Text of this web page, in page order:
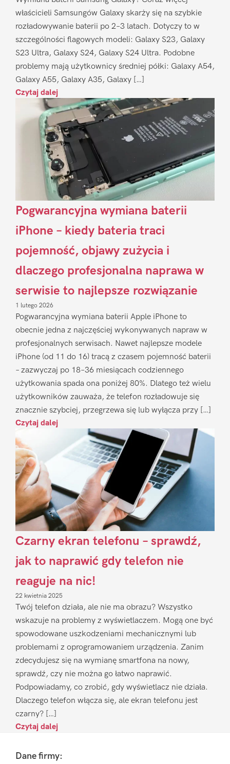
właścicieli Samsungów Galaxy skarży się na szybkie
rozładowywanie baterii po 2–3 latach. Dotyczy to w
szczególności flagowych modeli: Galaxy S23, Galaxy
S23 Ultra, Galaxy S24, Galaxy S24 Ultra. Podobne
problemy mają użytkownicy średniej półki: Galaxy A54,
Galaxy A55, Galaxy A35, Galaxy […]
Czytaj dalej
Pogwarancyjna wymiana baterii
iPhone – kiedy bateria traci
pojemność, objawy zużycia i
dlaczego profesjonalna naprawa w
serwisie to najlepsze rozwiązanie
1 lutego 2026
Pogwarancyjna wymiana baterii Apple iPhone to
obecnie jedna z najczęściej wykonywanych napraw w
profesjonalnych serwisach. Nawet najlepsze modele
iPhone (od 11 do 16) tracą z czasem pojemność baterii
– zazwyczaj po 18–36 miesiącach codziennego
użytkowania spada ona poniżej 80%. Dlatego też wielu
użytkowników zauważa, że telefon rozładowuje się
znacznie szybciej, przegrzewa się lub wyłącza przy […]
Czytaj dalej
Czarny ekran telefonu – sprawdź,
jak to naprawić gdy telefon nie
reaguje na nic!
22 kwietnia 2025
Twój telefon działa, ale nie ma obrazu? Wszystko
wskazuje na problemy z wyświetlaczem. Mogą one być
spowodowane uszkodzeniami mechanicznymi lub
problemami z oprogramowaniem urządzenia. Zanim
zdecydujesz się na wymianę smartfona na nowy,
sprawdź, czy nie można go łatwo naprawić.
Podpowiadamy, co zrobić, gdy wyświetlacz nie działa.
Dlaczego telefon włącza się, ale ekran telefonu jest
czarny? […]
Czytaj dalej
FooterDane firmy: